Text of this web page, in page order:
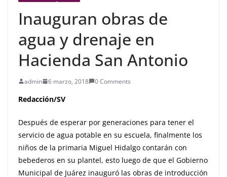
Inauguran obras de
agua y drenaje en
Hacienda San Antonio
admin 6 marzo, 2018 0 Comments
Redacción/SV
Después de esperar por generaciones para tener el
servicio de agua potable en su escuela, finalmente los
niños de la primaria Miguel Hidalgo contarán con
bebederos en su plantel, esto luego de que el Gobierno
Municipal de Juárez inauguró las obras de introducción